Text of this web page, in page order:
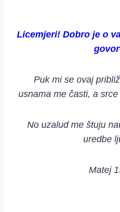
Licemjeri! Dobro je o
Puk mi se ovaj
usnama me časti, a
No uzalud me štuju
uredbe
Matej